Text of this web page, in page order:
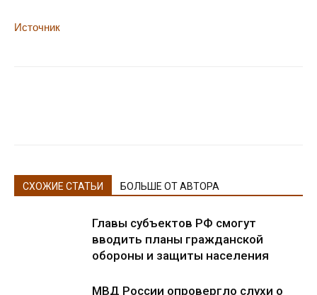
Источник
СХОЖИЕ СТАТЬИ БОЛЬШЕ ОТ АВТОРА
Главы субъектов РФ смогут
вводить планы гражданской
обороны и защиты населения
МВД России опровергло слухи о